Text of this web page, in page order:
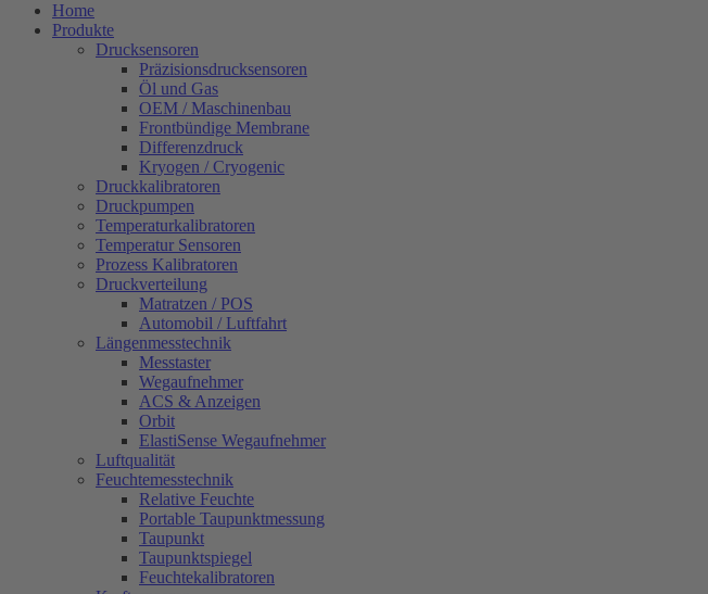
Home
Produkte
Drucksensoren
Präzisionsdrucksensoren
Öl und Gas
OEM / Maschinenbau
Frontbündige Membrane
Differenzdruck
Kryogen / Cryogenic
Druckkalibratoren
Druckpumpen
Temperaturkalibratoren
Temperatur Sensoren
Prozess Kalibratoren
Druckverteilung
Matratzen / POS
Automobil / Luftfahrt
Längenmesstechnik
Messtaster
Wegaufnehmer
ACS & Anzeigen
Orbit
ElastiSense Wegaufnehmer
Luftqualität
Feuchtemesstechnik
Relative Feuchte
Portable Taupunktmessung
Taupunkt
Taupunktspiegel
Feuchtekalibratoren